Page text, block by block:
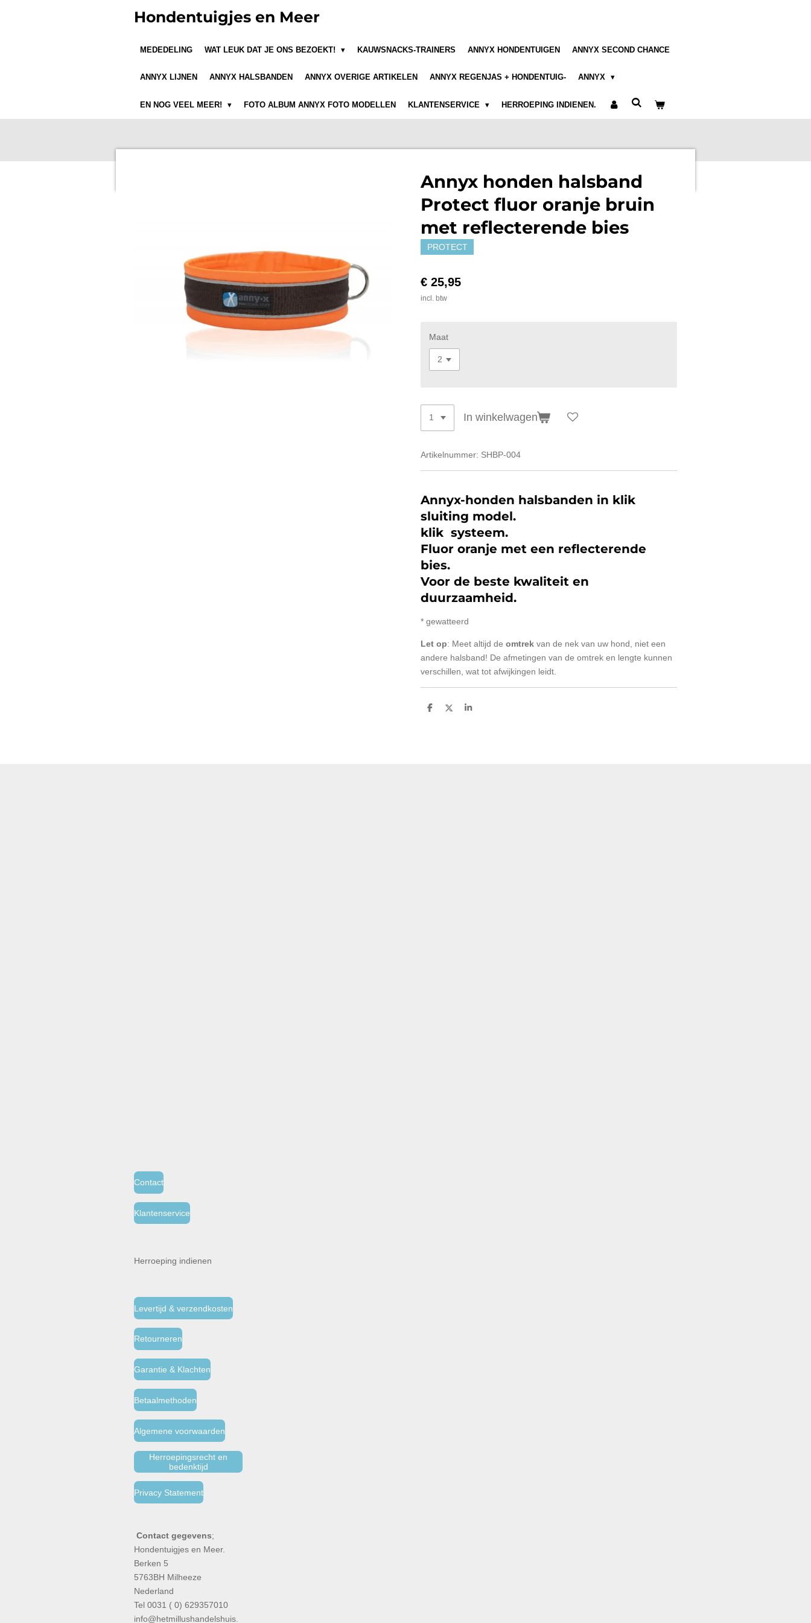
Hondentuigjes en Meer
MEDEDELING WAT LEUK DAT JE ONS BEZOEKT! KAUWSNACKS-TRAINERS ANNYX HONDENTUIGEN ANNYX SECOND CHANCE
ANNYX LIJNEN ANNYX HALSBANDEN ANNYX OVERIGE ARTIKELEN ANNYX REGENJAS + HONDENTUIG- ANNYX
EN NOG VEEL MEER! FOTO ALBUM ANNYX FOTO MODELLEN KLANTENSERVICE HERROEPING INDIENEN.
Annyx honden halsband
Protect fluor oranje bruin
met reflecterende bies
PROTECT
€ 25,95
incl. btw
Maat
In winkelwagen
Artikelnummer: SHBP-004
Annyx-honden halsbanden in klik
sluiting model.
klik systeem.
Fluor oranje met een reflecterende
bies.
Voor de beste kwaliteit en
duurzaamheid.
* gewatteerd
Let op: Meet altijd de omtrek van de nek van uw hond, niet een
andere halsband! De afmetingen van de omtrek en lengte kunnen
verschillen, wat tot afwijkingen leidt.
D
D
S
Contact
Klantenservice
Herroeping indienen
Levertijd & verzendkosten
Retourneren
Garantie & Klachten
Betaalmethoden
Algemene voorwaarden
Herroepingsrecht en
bedenktijd
Privacy Statement
Contact gegevens;
Hondentuigjes en Meer.
Berken 5
5763BH Milheeze
Nederland
Tel 0031 ( 0) 629357010
info@hetmillushandelshuis.